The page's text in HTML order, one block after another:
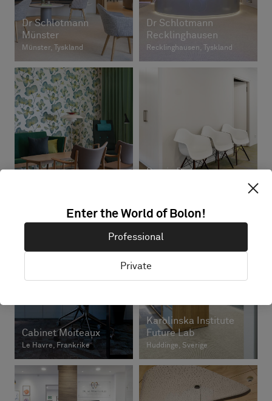
Dr Schlotmann
Münster
Münster, Tyskland
Dr Schlotmann
Recklinghausen
Recklinghausen, Tyskland
Praxis Dr. Laura
Cabinet Moiteaux
Le Havre, Frankrike
Karolinska Institute
Future Lab
Huddinge, Sverige
Enter the World of Bolon!
Professional
Private